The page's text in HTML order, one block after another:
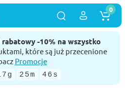
rabatowy -10% na wszystko
które są już przecenione
Promocje
25m 46s
0